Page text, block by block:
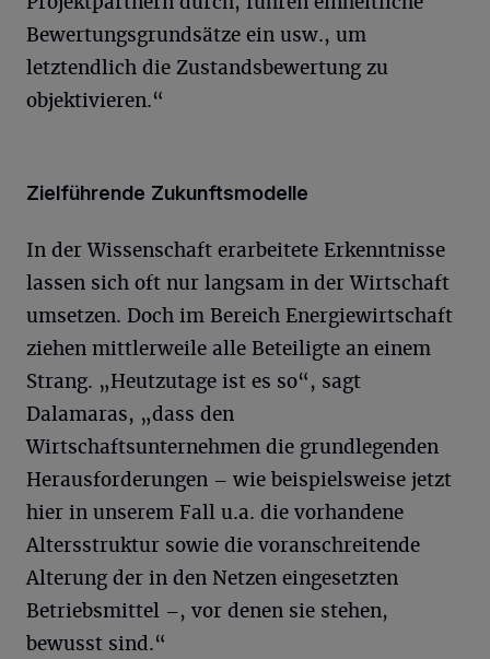
Bewertungsgrundsätze ein usw., um
letztendlich die Zustandsbewertung zu
objektivieren.“
Zielführende Zukunftsmodelle
In der Wissenschaft erarbeitete Erkenntnisse
lassen sich oft nur langsam in der Wirtschaft
umsetzen. Doch im Bereich Energiewirtschaft
ziehen mittlerweile alle Beteiligte an einem
Strang. „Heutzutage ist es so“, sagt
Dalamaras, „dass den
Wirtschaftsunternehmen die grundlegenden
Herausforderungen – wie beispielsweise jetzt
hier in unserem Fall u.a. die vorhandene
Altersstruktur sowie die voranschreitende
Alterung der in den Netzen eingesetzten
Betriebsmittel –, vor denen sie stehen,
bewusst sind.“